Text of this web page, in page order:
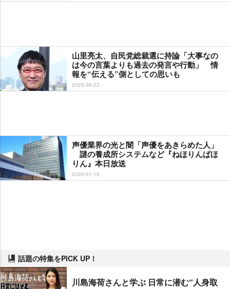
山里亮太、自民党総裁選に持論「大事なの
は今の言葉よりも過去の発言や行動」 情
報を“伝える”側としての思いも
2025-09-22
声優業界の光と闇「声優をあきらめた人」
謎の養成所システムなど『ねほりんぱほ
りん』本日放送
2026-01-16
話題の特集をPICK UP！
川島海荷さんと学ぶ 日常に潜む“人身取